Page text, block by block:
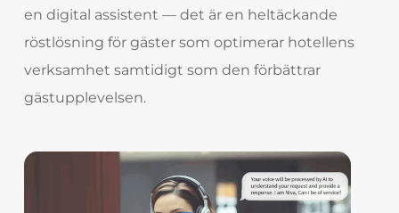
Play Video
en digital assistent — det är en heltäckande
röstlösning för gäster som optimerar hotellens
verksamhet samtidigt som den förbättrar
gästupplevelsen.